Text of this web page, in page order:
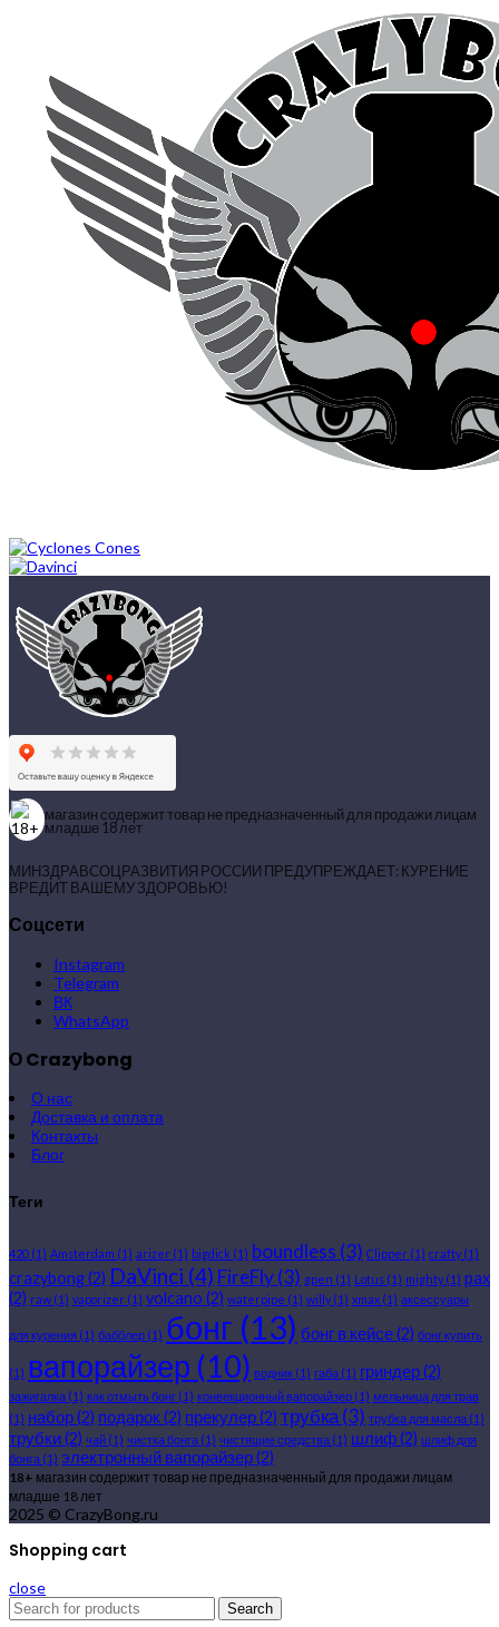
магазин содержит товар не предназначенный для продажи лицам
младше 18 лет
МИНЗДРАВСОЦРАЗВИТИЯ РОССИИ ПРЕДУПРЕЖДАЕТ: КУРЕНИЕ
ВРЕДИТ ВАШЕМУ ЗДОРОВЬЮ!
Соцсети
Instagram
Telegram
ВК
WhatsApp
О Crazybong
О нас
Доставка и оплата
Контакты
Блог
Теги
420 (1) Amsterdam (1) arizer (1) bigdick (1) boundless (3) Clipper (1) crafty(1)
crazybong(2) DaVinci (4) FireFly(3) gpen (1) Lotus (1) mighty(1) pax
(2) raw (1) vaporizer (1) volcano (2) waterpipe (1) willy(1) xmax (1) аксессуары
для курения (1) бабблер (1) бонг (13) бонг в кейсе(2) бонг купить
(1) вапорайзер (10) водник (1) габа (1) гриндер(2)
зажигалка (1) как отмыть бонг (1) конвекционный вапорайзер (1) мельница для трав
(1) набор(2) подарок(2) прекулер(2) трубка(3) трубка для масла (1)
трубки(2) чай (1) чистка бонга (1) чистящие средства (1) шлиф(2) шлиф для
бонга (1) электронный вапорайзер(2)
18+ магазин содержит товар не предназначенный для продажи лицам
младше 18 лет
2025 © CrazyBong.ru
Shopping cart
close
Search